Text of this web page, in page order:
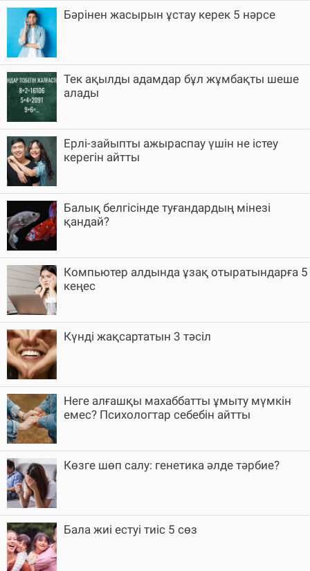
Бәрінен жасырын ұстау керек 5 нәрсе
Тек ақылды адамдар бұл жұмбақты шеше
алады
Ерлі-зайыпты ажыраспау үшін не істеу
керегін айтты
Балық белгісінде туғандардың мінезі
қандай?
Компьютер алдында ұзақ отыратындарға 5
кеңес
Күнді жақсартатын 3 тәсіл
Неге алғашқы махаббатты ұмыту мүмкін
емес? Психологтар себебін айтты
Көзге шөп салу: генетика әлде тәрбие?
Бала жиі естуі тиіс 5 сөз